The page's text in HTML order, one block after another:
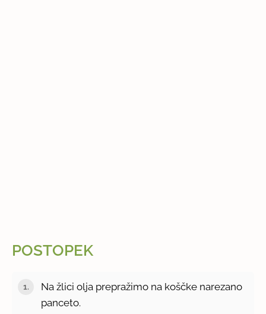
POSTOPEK
Na žlici olja prepražimo na koščke narezano
panceto.